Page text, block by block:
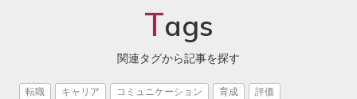
Tags
関連タグから記事を探す
転職 キャリア コミュニケーション 育成 評価